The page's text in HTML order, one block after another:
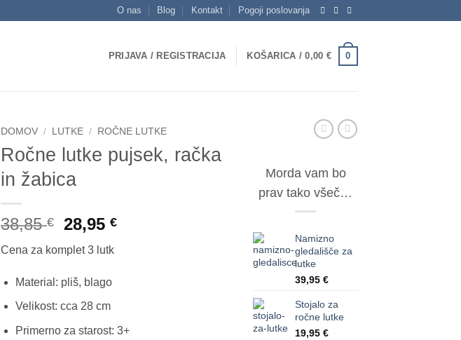
O nas Blog Kontakt Pogoji poslovanja
PRIJAVA / REGISTRACIJA KOŠARICA /0,00 € 0
DOMOV / LUTKE / ROČNE LUTKE
Ročne lutke pujsek, račka
in žabica
38,85€
Izvirna
je
bila:
38,85 €.
28,95€Trenutna
Cena za komplet 3 lutk
Material: pliš, blago
Velikost: cca 28 cm
Primerno za starost: 3+
Morda vam bo
prav tako všeč…
Namizno
gledališče za
lutke
39,95 €
Stojalo za
ročne lutke
19,95 €